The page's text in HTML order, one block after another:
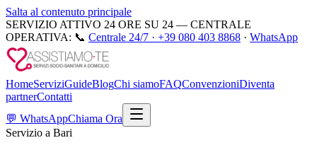
Salta al contenuto principale
SERVIZIO ATTIVO 24 ORE SU 24 — CENTRALE
OPERATIVA: 📞 Centrale 24/7 · +39 080 403 8868 · WhatsApp
HomeServiziGuideBlogChi siamoFAQConvenzioniDiventa
partnerContatti
💬 WhatsAppChiama Ora
Servizio a Bari